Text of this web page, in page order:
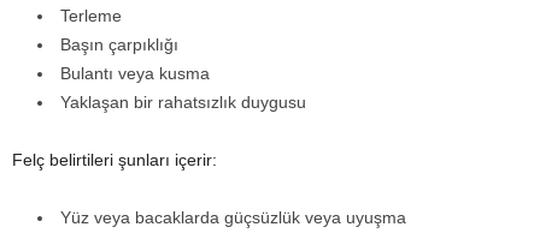
Terleme
Başın çarpıklığı
Bulantı veya kusma
Yaklaşan bir rahatsızlık duygusu
Felç belirtileri şunları içerir:
Yüz veya bacaklarda güçsüzlük veya uyuşma